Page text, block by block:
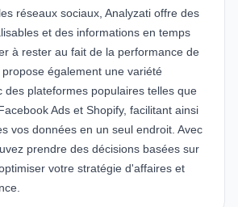
réseaux sociaux, Analyzati offre des
et des informations en temps
à rester au fait de la performance de
également une variété
des plateformes populaires telles que
Ads et Shopify, facilitant ainsi
vos données en un seul endroit. Avec
prendre des décisions basées sur
votre stratégie d'affaires et